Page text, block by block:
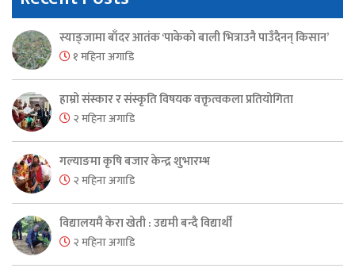
स्याङ्जामा बाँदर आतंक ‘पाकेको बाली भित्राउनै पाउँदैनन् किसान’
१ महिना अगाडि
हाम्रो संस्कार र संस्कृति विषयक वक्तृत्वकला प्रतियोगिता
२ महिना अगाडि
गल्याङमा कृषि बजार केन्द्र शुभारम्भ
२ महिना अगाडि
विद्यालयमै केरा खेती : उद्यमी बन्दै विद्यार्थी
२ महिना अगाडि